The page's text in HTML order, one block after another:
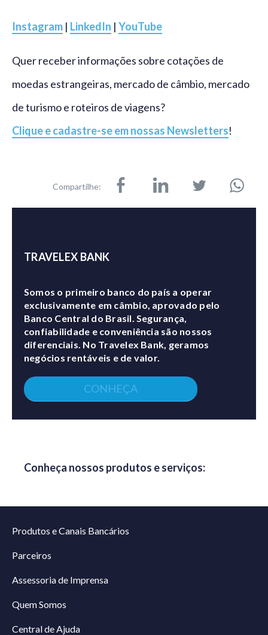
Instagram | LinkedIn | YouTube
Quer receber informações sobre cotações de
moedas estrangeiras, mercado de câmbio, mercado
de turismo e roteiros de viagens?
Clique e cadastre-se em nossas Newsletters!
Compartilhe:
TRAVELEX BANK
Somos o primeiro banco do país a operar
exclusivamente em câmbio, aprovado pelo
Banco Central do Brasil. Segurança,
confiabilidade e conveniência são nossos
diferenciais. No Travelex Bank, geramos
negócios rentáveis e de valor.
CONHEÇA
Conheça nossos produtos e serviços:
Produtos e Canais Bancários
Parceiros
Assessoria de Imprensa
Quem Somos
Central de Ajuda